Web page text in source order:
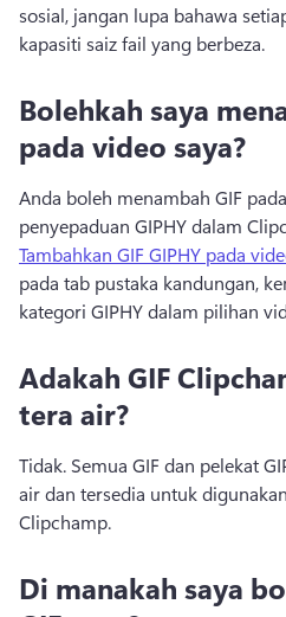
sosial, jangan lupa bahawa
kapasiti saiz fail yang berbeza.
Bolehkah saya
pada video saya?
Anda boleh menambah GIF
penyepaduan GIPHY dalam
Tambahkan GIF GIPHY pada
pada tab pustaka kandungan,
kategori GIPHY dalam pilihan
Adakah GIF
tera air?
Tidak. Semua GIF dan pelekat
air dan tersedia untuk
Clipchamp.
Di manakah saya